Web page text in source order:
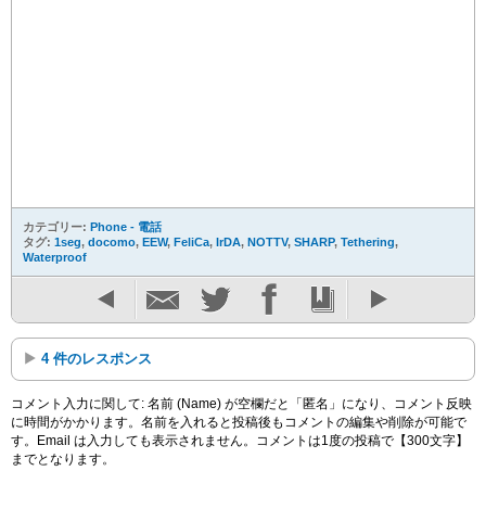
カテゴリー: Phone - 電話
タグ: 1seg, docomo, EEW, FeliCa, IrDA, NOTTV, SHARP, Tethering,
Waterproof
4 件のレスポンス
コメント入力に関して: 名前 (Name) が空欄だと「匿名」になり、コメント反映
に時間がかかります。名前を入れると投稿後もコメントの編集や削除が可能で
す。Email は入力しても表示されません。コメントは1度の投稿で【300文字】
までとなります。